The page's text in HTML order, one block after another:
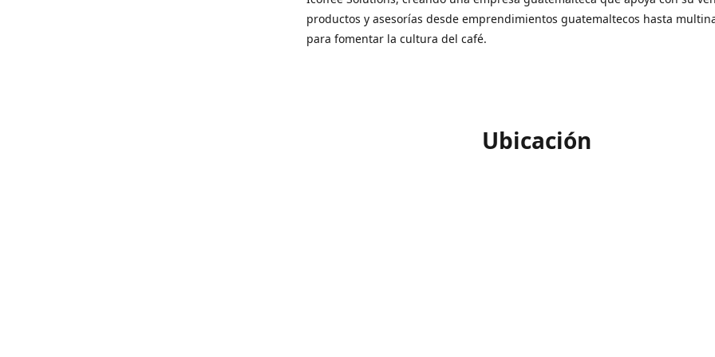
productos y asesorías desde emprendimientos guatemaltecos hasta
para fomentar la cultura del café.
Ubicación